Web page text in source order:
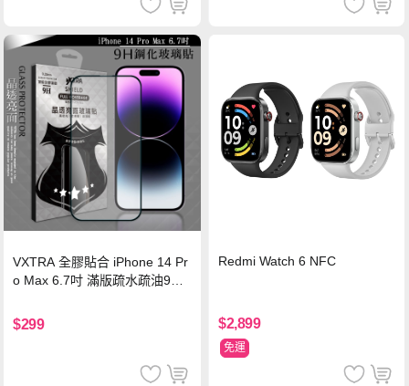
VXTRA 全膠貼合 iPhone 14 Pr
o Max 6.7吋 滿版疏水疏油9H
$299
Redmi Watch 6 NFC
$2,899
免運